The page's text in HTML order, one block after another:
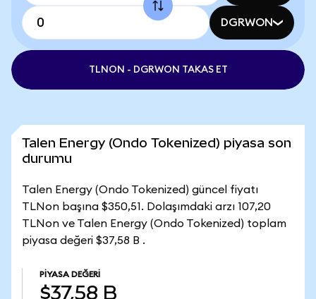
DGRWON
TLNON - DGRWON TAKAS ET
Talen Energy (Ondo Tokenized) piyasa son
durumu
Talen Energy (Ondo Tokenized) güncel fiyatı
TLNon başına $350,51. Dolaşımdaki arzı 107,20
TLNon ve Talen Energy (Ondo Tokenized) toplam
piyasa değeri $37,58 B .
PIYASA DEĞERI
$37,58 B